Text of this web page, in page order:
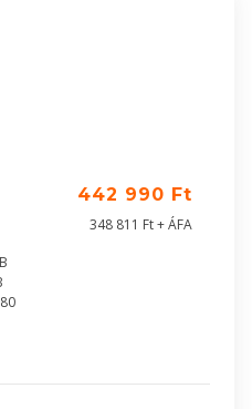
442 990 Ft
348 811 Ft + ÁFA